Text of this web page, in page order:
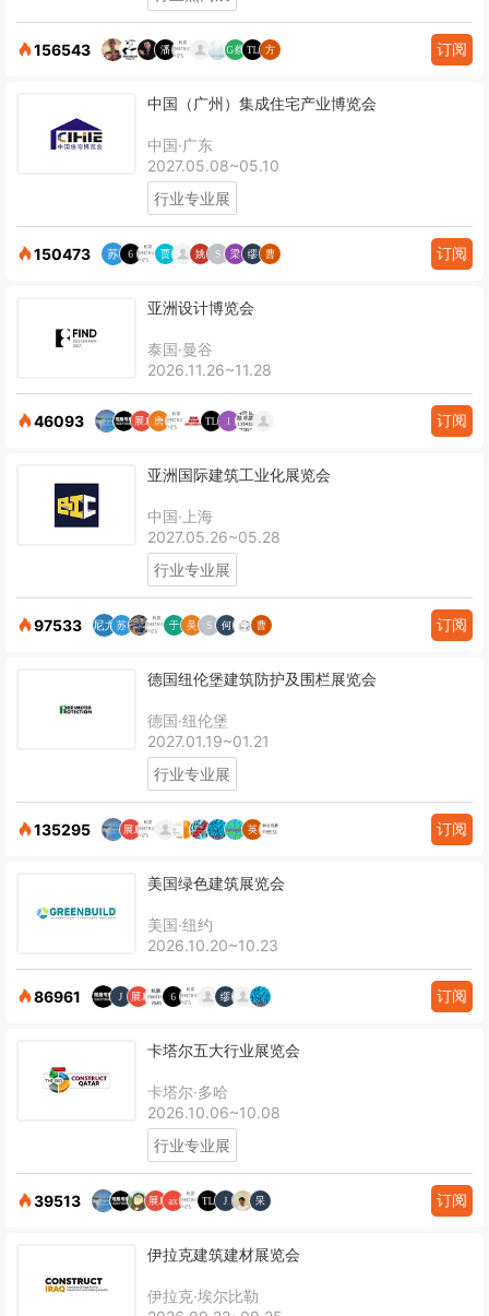
156543 订阅
中国（广州）集成住宅产业博览会
中国·广东
2027.05.08~05.10
行业专业展
150473 订阅
亚洲设计博览会
泰国·曼谷
2026.11.26~11.28
46093 订阅
亚洲国际建筑工业化展览会
中国·上海
2027.05.26~05.28
行业专业展
97533 订阅
德国纽伦堡建筑防护及围栏展览会
德国·纽伦堡
2027.01.19~01.21
行业专业展
135295 订阅
美国绿色建筑展览会
美国·纽约
2026.10.20~10.23
86961 订阅
卡塔尔五大行业展览会
卡塔尔·多哈
2026.10.06~10.08
行业专业展
39513 订阅
伊拉克建筑建材展览会
伊拉克·埃尔比勒